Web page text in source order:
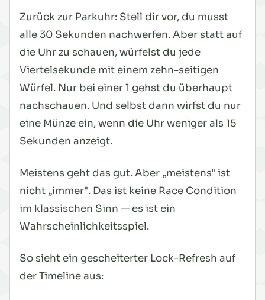
Zurück zur Parkuhr: Stell dir vor, du musst
alle 30 Sekunden nachwerfen. Aber statt auf
die Uhr zu schauen, würfelst du jede
Viertelsekunde mit einem zehn-seitigen
Würfel. Nur bei einer 1 gehst du überhaupt
nachschauen. Und selbst dann wirfst du nur
eine Münze ein, wenn die Uhr weniger als 15
Sekunden anzeigt.
Meistens geht das gut. Aber „meistens" ist
nicht „immer". Das ist keine Race Condition
im klassischen Sinn — es ist ein
Wahrscheinlichkeitsspiel.
So sieht ein gescheiterter Lock-Refresh auf
der Timeline aus: